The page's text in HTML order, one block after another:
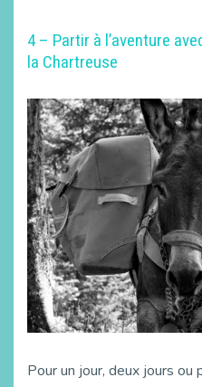
4 – Partir à l’aventure
la Chartreuse
Pour un jour, deux jours ou